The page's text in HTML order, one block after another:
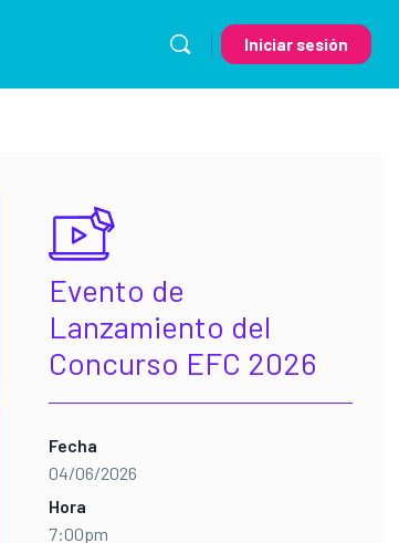
Iniciar sesión
Evento de
Lanzamiento del
Concurso EFC 2026
Fecha
04/06/2026
Hora
7:00pm